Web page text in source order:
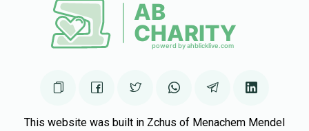
This website was built in Zchus of Menachem Mendel